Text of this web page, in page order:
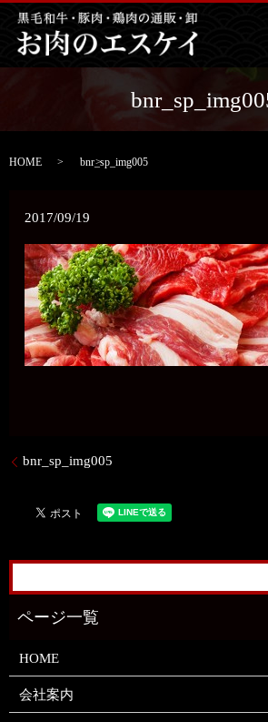
HOME bnr_sp_img005
2017/09/19
bnr_sp_img005
HOME
会社案内